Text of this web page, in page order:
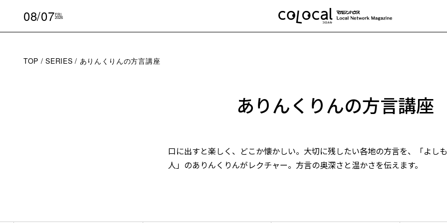
08/07FRI
2026
TOP SERIES ありんくりんの方言講座
ありんくりんの方言講座
口に出すと楽しく、どこか懐かしい。大切に残したい各地の方言を、「よし
人」のありんくりんがレクチャー。方言の奥深さと温かさを伝えます。